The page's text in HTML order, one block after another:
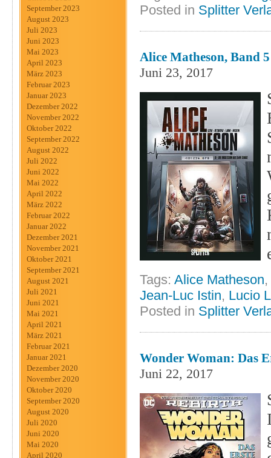
September 2023
August 2023
Juli 2023
Juni 2023
Mai 2023
April 2023
März 2023
Februar 2023
Januar 2023
Dezember 2022
November 2022
Oktober 2022
September 2022
August 2022
Juli 2022
Juni 2022
Mai 2022
April 2022
März 2022
Februar 2022
Januar 2022
Dezember 2021
November 2021
Oktober 2021
September 2021
August 2021
Juli 2021
Juni 2021
Mai 2021
April 2021
März 2021
Februar 2021
Januar 2021
Dezember 2020
November 2020
Oktober 2020
September 2020
August 2020
Juli 2020
Juni 2020
Mai 2020
April 2020
Posted in Splitter
Alice Matheson, Band
Juni 23, 2017
Tags: Alice Matheson,
Jean-Luc Istin, Lucio
Posted in Splitter
Wonder Woman: Das
Juni 22, 2017